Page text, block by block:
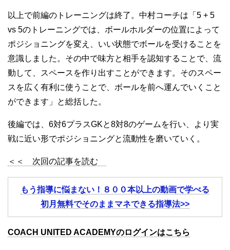
以上で前編のトレーニングは終了。中村コーチは「5 + 5
vs 5のトレーニングでは、ボールホルダーの位置によって
ポジショニングを変え、いい状態でボールを受けることを
意識しました。その中で味方と相手を認知することで、流
動して、スペースを作り出すことができます。そのスペー
スを広く有利に使うことで、ボールを前へ運んでいくこと
ができます」と総括した。
後編では、6対6プラスGKと8対8のゲームを行い、より実
戦に近い形でポジショニングと流動性を磨いていく。
＜＜ 次回の記事を読む
もう指導に悩まない！８００本以上の動画で学べる
初月無料でそのままマネできる指導法>>
COACH UNITED ACADEMYのログインはこちら